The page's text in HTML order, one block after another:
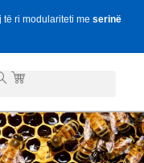
ri modulariteti me serinë